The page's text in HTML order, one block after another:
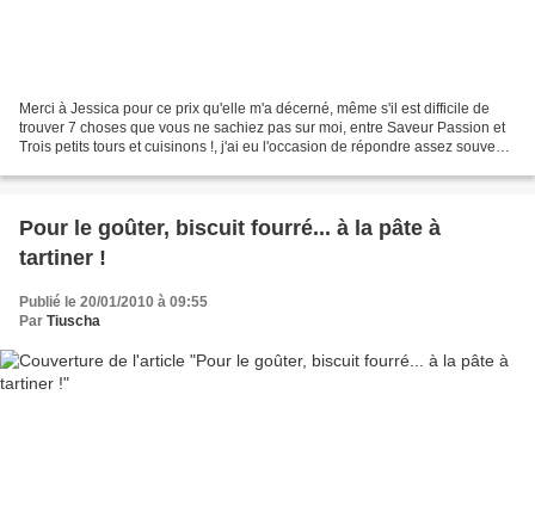
Merci à Jessica pour ce prix qu'elle m'a décerné, même s'il est difficile de
trouver 7 choses que vous ne sachiez pas sur moi, entre Saveur Passion et
Trois petits tours et cuisinons !, j'ai eu l'occasion de répondre assez souvent
Pour le goûter, biscuit fourré... à la pâte à
tartiner !
Publié le 20/01/2010 à 09:55
Par Tiuscha